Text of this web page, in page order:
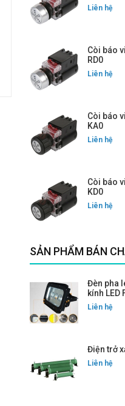
Liên hệ
Còi báo
RD0
Liên hệ
Còi báo
KA0
Liên hệ
Còi báo
KD0
Liên hệ
SẢN PHẨM BÁN
Đèn pha
kính LED
Liên hệ
Điện trở
Liên hệ